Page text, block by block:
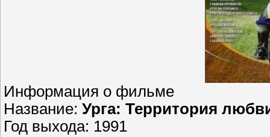
Информация о фильме
Название: Урга: Территория
Год выхода: 1991